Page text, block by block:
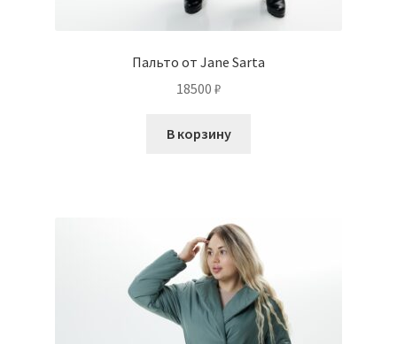
Пальто от Jane Sarta
18500 ₽
В корзину